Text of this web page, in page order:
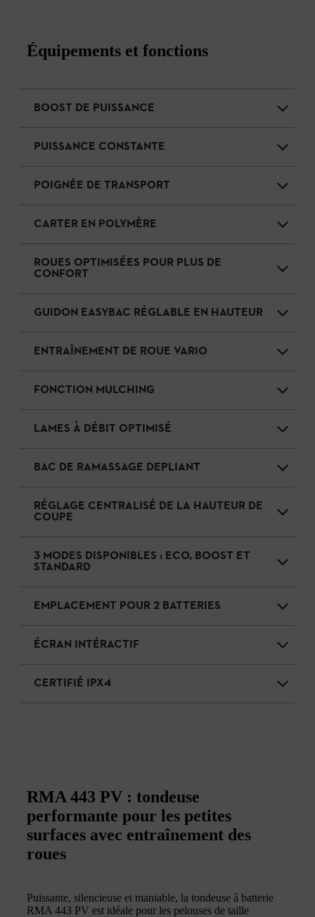
Équipements et fonctions
BOOST DE PUISSANCE
PUISSANCE CONSTANTE
POIGNÉE DE TRANSPORT
CARTER EN POLYMÈRE
ROUES OPTIMISÉES POUR PLUS DE
CONFORT
GUIDON EASYBAC RÉGLABLE EN HAUTEUR
ENTRAÎNEMENT DE ROUE VARIO
FONCTION MULCHING
LAMES À DÉBIT OPTIMISÉ
BAC DE RAMASSAGE DEPLIANT
RÉGLAGE CENTRALISÉ DE LA HAUTEUR DE
COUPE
3 MODES DISPONIBLES : ECO, BOOST ET
STANDARD
EMPLACEMENT POUR 2 BATTERIES
ÉCRAN INTÉRACTIF
CERTIFIÉ IPX4
RMA 443 PV : tondeuse
performante pour les petites
surfaces avec entraînement des
roues
Puissante, silencieuse et maniable, la tondeuse à batterie
RMA 443 PV est idéale pour les pelouses de taille